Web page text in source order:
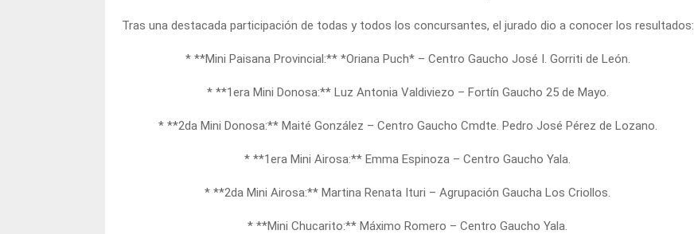
Tras una destacada participación de todas y todos los concursantes, el jurado dio a conocer los resultados:
* **Mini Paisana Provincial:** *Oriana Puch* – Centro Gaucho José I. Gorriti de León.
* **1era Mini Donosa:** Luz Antonia Valdiviezo – Fortín Gaucho 25 de Mayo.
* **2da Mini Donosa:** Maité González – Centro Gaucho Cmdte. Pedro José Pérez de Lozano.
* **1era Mini Airosa:** Emma Espinoza – Centro Gaucho Yala.
* **2da Mini Airosa:** Martina Renata Ituri – Agrupación Gaucha Los Criollos.
* **Mini Chucarito:** Máximo Romero – Centro Gaucho Yala.